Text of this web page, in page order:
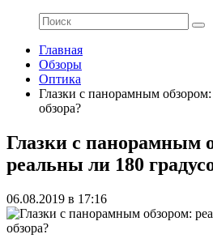
Главная
Обзоры
Оптика
Глазки с панорамным
обзора?
Глазки с панорамным
реальны ли 180
06.08.2019 в 17:16